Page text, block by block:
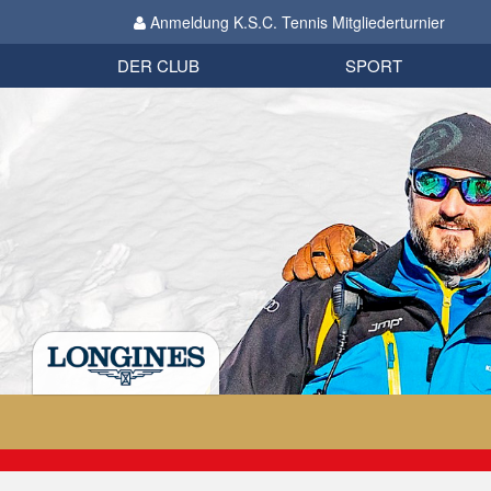
Anmeldung K.S.C. Tennis Mitgliederturnier
DER CLUB
Organisation
SPORT
Biathlon
Datenschutzverordnung 2018
Impressum